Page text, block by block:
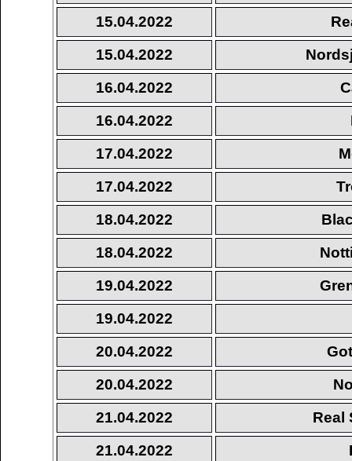
15.04.2022
15.04.2022
16.04.2022
16.04.2022
17.04.2022
17.04.2022
18.04.2022
18.04.2022
19.04.2022
19.04.2022
20.04.2022
20.04.2022
21.04.2022
Real
21.04.2022